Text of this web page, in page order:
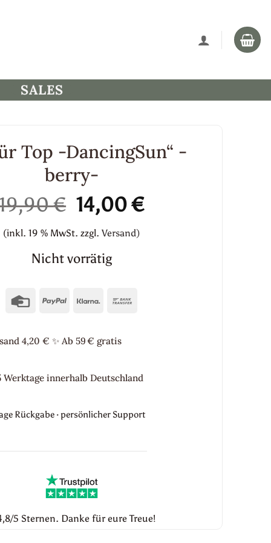
SALES
Top -DancingSun“ -
berry-
€ Ursprünglicher
Preis
war:
19,90 €
14,00€Aktueller
(inkl. 19 % MwSt. zzgl. Versand)
Nicht vorrätig
CreditPayPalKlarna
4,20 € ✨Ab 59 € gratis
Werktage innerhalb Deutschland
Rückgabe · persönlicher Support
5 Sternen. Danke für eure Treue!